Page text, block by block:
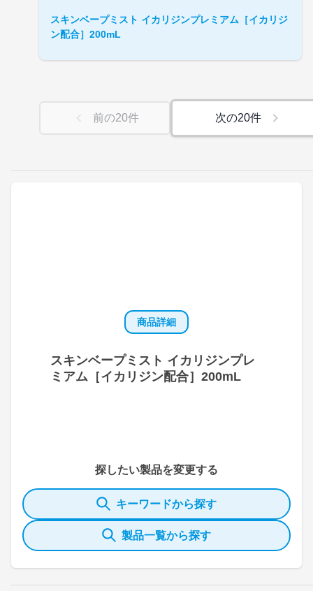
商品詳細
スキンベープミスト イカリジンプレ
ミアム［イカリジン配合］200mL
探したい製品を変更する
キーワードから探す
製品一覧から探す
スキンベープミスト イカリジンプレミアム［イカリジ
ン配合］200mL
前の20件 次の20件